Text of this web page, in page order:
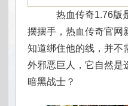
热血传奇1.76版
摆摆手，热血传奇官网
知道绑住他的线，并不
外邪恶巨人，它自然
暗黑战士？